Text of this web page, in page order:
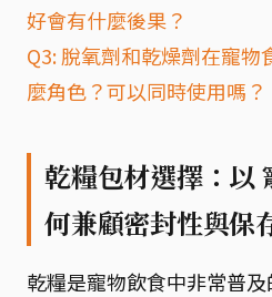
好會有什麼後果？
Q3: 脫氧劑和乾燥劑在寵
麼角色？可以同時使用嗎？
乾糧包材選擇：以
何兼顧密封性與保
乾糧是寵物飲食中非常普